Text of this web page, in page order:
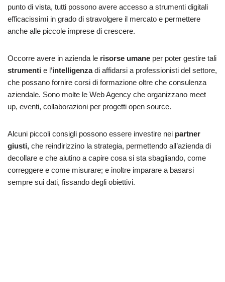
punto di vista, tutti possono avere accesso a strumenti digitali
efficacissimi in grado di stravolgere il mercato e permettere
anche alle piccole imprese di crescere.
Occorre avere in azienda le risorse umane per poter gestire tali
strumenti e l’intelligenzadi affidarsi a professionisti del settore,
che possano fornire corsi di formazione oltre che consulenza
aziendale. Sono molte le Web Agency che organizzano meet
up, eventi, collaborazioni per progetti open source.
Alcuni piccoli consigli possono essere investire nei partner
giusti, che reindirizzino la strategia, permettendo all’azienda di
decollare e che aiutino a capire cosa si sta sbagliando, come
correggere e come misurare; e inoltre imparare a basarsi
sempre sui dati, fissando degli obiettivi.